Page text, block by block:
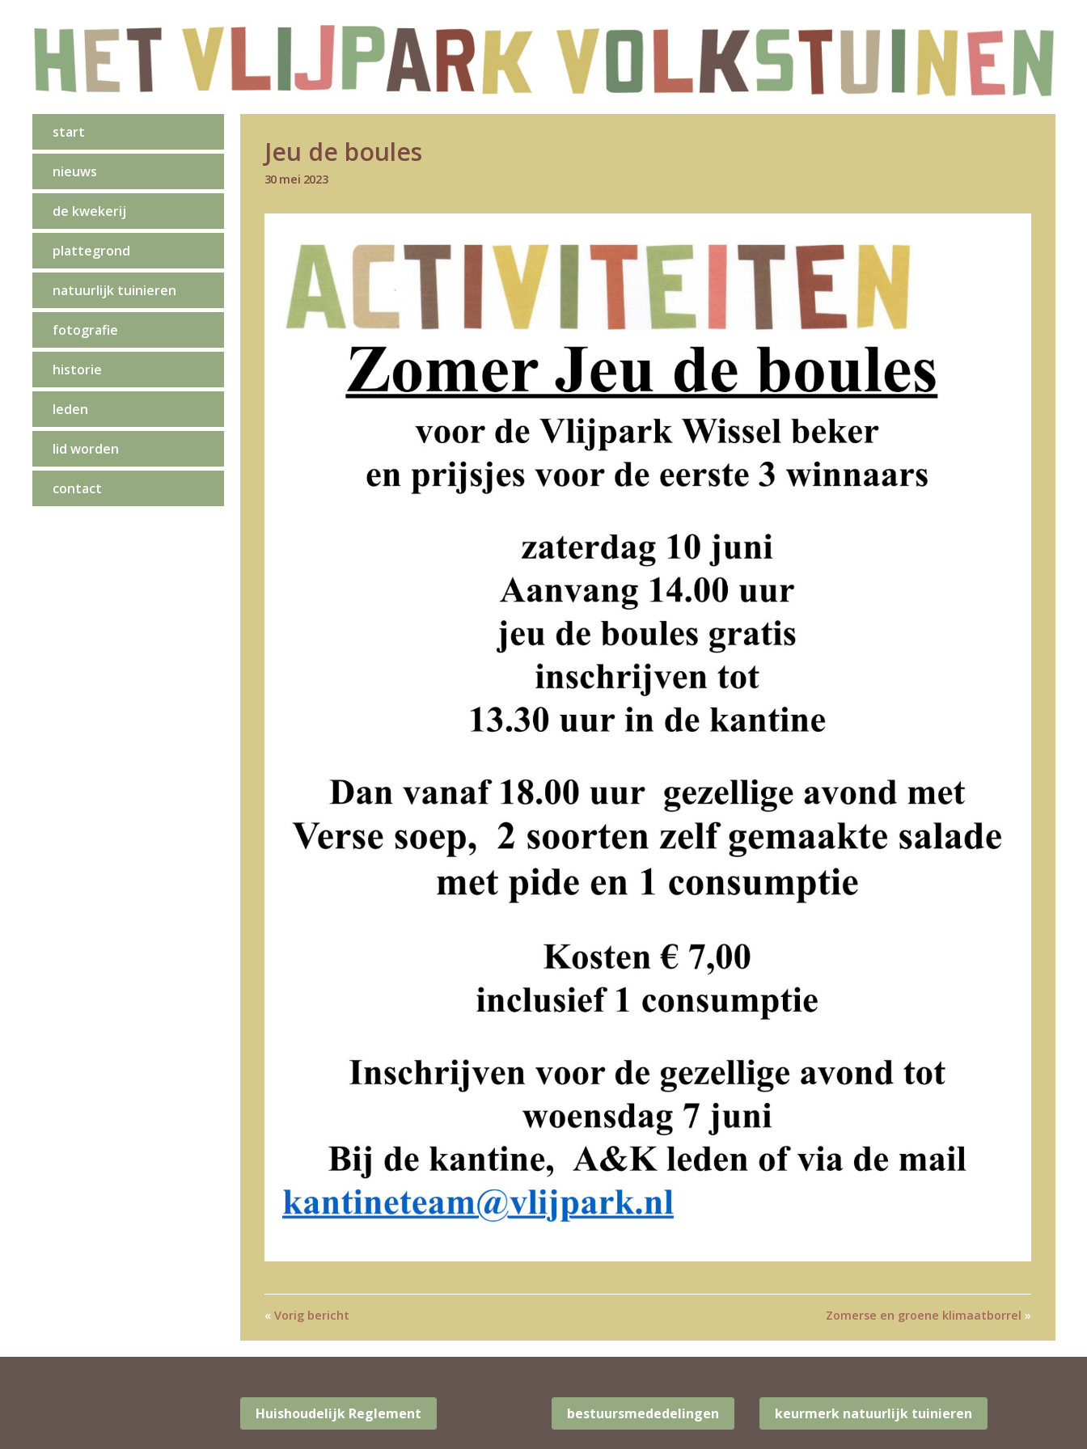
start
nieuws
de kwekerij
plattegrond
natuurlijk tuinieren
fotografie
historie
leden
lid worden
contact
Jeu de boules
30 mei 2023
« Vorig bericht Zomerse en groene klimaatborrel »
Huishoudelijk Reglement bestuursmededelingen keurmerk natuurlijk tuinieren